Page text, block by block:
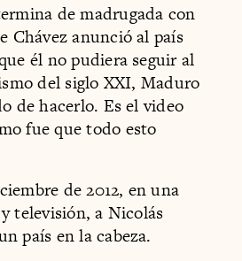
de madrugada con
Chávez anunció al país
él no pudiera seguir al
del siglo XXI, Maduro
de hacerlo. Es el video
fue que todo esto
de 2012, en una
televisión, a Nicolás
país en la cabeza.